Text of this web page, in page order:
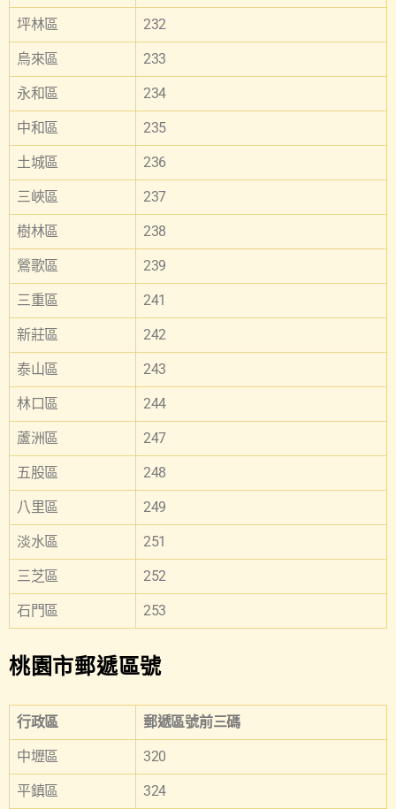
坪林區 232
烏來區 233
永和區 234
中和區 235
土城區 236
三峽區 237
樹林區 238
鶯歌區 239
三重區 241
新莊區 242
泰山區 243
林口區 244
蘆洲區 247
五股區 248
八里區 249
淡水區 251
三芝區 252
石門區 253
桃園市郵遞區號
行政區 郵遞區號前三碼
中壢區 320
平鎮區 324